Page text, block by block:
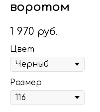
воротом
1 970 руб.
Цвет
Размер